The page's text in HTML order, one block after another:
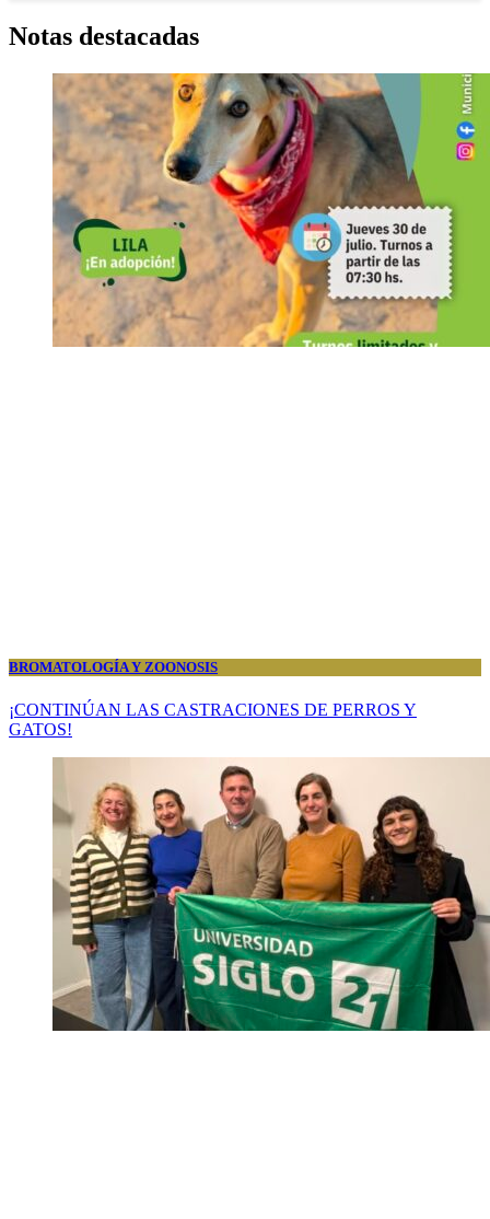
Notas destacadas
BROMATOLOGÍA Y ZOONOSIS
¡CONTINÚAN LAS CASTRACIONES DE PERROS Y
GATOS!